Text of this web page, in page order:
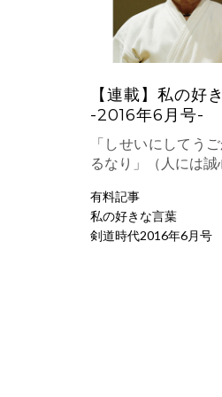
【連載】私の好
-2016年6月号-
「しせいにしてう
るなり」（人には
有料記事
私の好きな言葉
剣道時代2016年6月号